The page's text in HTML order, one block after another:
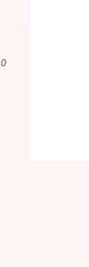
0